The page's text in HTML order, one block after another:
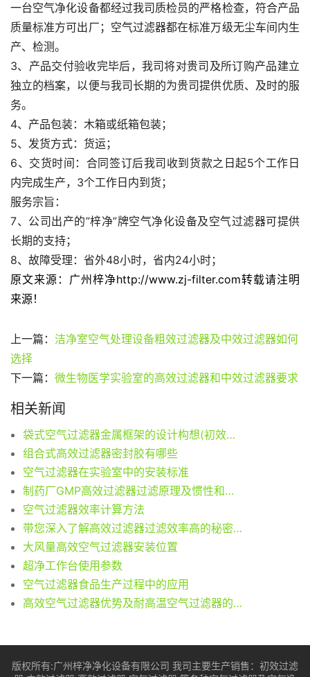
一台空气净化设备都经过我司质检员的严格检查，符合产品
质量标准方可出厂；空气过滤器都在标准万级无尘车间内生
产、检测。
3、产品交付验收完毕后，我司将对贵司及所订购产品建立
独立的档案，以便与我司长期的为贵司提供优质、及时的服
务。
4、产品包装：木箱或纸箱包装；
5、发货方式：货运；
6、交货时间：合同签订后我司收到货款之日起5个工作日
内完成生产，3个工作日内到货；
服务宗旨：
7、公司出产的”梓净”牌空气净化设备及空气过滤器可提供
长期的支持；
8、故障受理：省外48小时，省内24小时；
原文来源：广州梓净http://www.zj-filter.com转载请注明
来源！
上一篇： 洁净室空气处理设备粗效过滤器及中效过滤器如何
选择
下一篇： 微生物医学实验室的高效过滤器和中效过滤器要求
相关新闻
袋式空气过滤器金属框架的设计构想(初效、中效、高效)
组合式高效过滤器密封胶有哪些
空气过滤器在实验室中的安装标准
制药厂GMP高效过滤器过滤原理及惯性和扩散
空气过滤器效率计算方法
带您深入了解高效过滤器过滤效率高的秘密面纱
大风量高效空气过滤器安装位置
超净工作台使用参数
空气过滤器食品生产过程中的应用
高效空气过滤器优势及耐高温空气过滤器的严格标准
版权所有:广州梓净净化设备有限公司 我司主要生产销售： 初效过滤